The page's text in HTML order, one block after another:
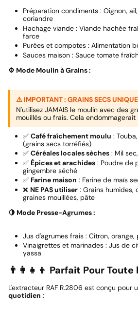
Préparation condiments : Oignon,
coriandre
Hachage viande : Viande hachée
farce
Purées et compotes : Alimentation
Sauces maison : Sauce tomate
⚙️ Mode Moulin à Grains :
⚠️ IMPORTANT : GRAINS SECS
N'utilisez JAMAIS le moulin avec des
mouillés ou frais. Cela endommagerait
✅ Café fraîchement moulu :
(grains secs torréfiés)
✅ Céréales locales sèches : Mil
✅ Épices et arachides : Poudre de
gingembre séché
✅ Farine maison : Farine de maïs
❌ NE PAS utiliser : Grains humides,
graines mouillées, pâte
🍋 Mode Presse-Agrumes :
Jus d'agrumes frais : Citron, orange,
Vinaigrettes et marinades : Jus de
yassa
👨👩👧👦 Parfait Pour Toute
L'extracteur RAF R.2806 est conçu pour
quotidien :